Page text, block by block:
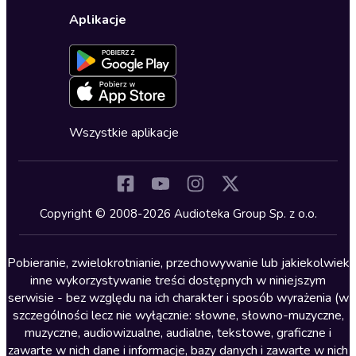
Dla młodzieży
Kryminały
Lektury szkolne
Literatura anglojęzyczna
Literatura faktu
Literatura obyczajowa
Literatura piękna obca
Ustawienia prywatności
Formularz zgłaszania nielegalnych treści
Deklaracja dostępności
Oferta dla firm i bibliotek
Dołącz do newslettera
Blog
Zapowiedzi
Cykle audiobooków
Aplikacje
Wszystkie aplikacje
Copyright © 2008-2026 Audioteka Group Sp. z o.o.
Pobieranie, zwielokrotnianie, przechowywanie lub jakiekolwiek
inne wykorzystywanie treści dostępnych w niniejszym
serwisie - bez względu na ich charakter i sposób wyrażenia (w
szczególności lecz nie wyłącznie: słowne, słowno-muzyczne,
muzyczne, audiowizualne, audialne, tekstowe, graficzne i
zawarte w nich dane i informacje, bazy danych i zawarte w nich